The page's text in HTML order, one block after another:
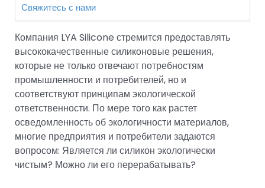
Свяжитесь с нами
Компания LYA Silicone стремится предоставлять
высококачественные силиконовые решения,
которые не только отвечают потребностям
промышленности и потребителей, но и
соответствуют принципам экологической
ответственности. По мере того как растет
осведомленность об экологичности материалов,
многие предприятия и потребители задаются
вопросом: Является ли силикон экологически
чистым? Можно ли его перерабатывать?